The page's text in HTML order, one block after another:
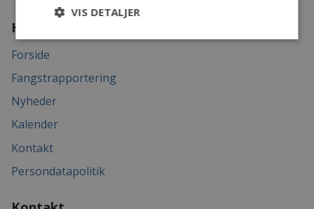
Hvad kan vi tilbyde
Forside
Fangstrapportering
Nyheder
Kalender
Kontakt
Persondatapolitik
VIS DETALJER